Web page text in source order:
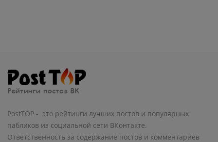
PostTOP - это рейтинги лучших постов и популярных
пабликов из социальной сети ВКонтакте.
Ответственность за содержание постов и комментариев